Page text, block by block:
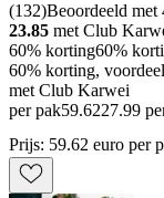
(132)Beoordeeld met
23.85 met Club
60% korting60%
60% korting,
met Club Karwei
per pak59.6227.99
Prijs: 59.62 euro per